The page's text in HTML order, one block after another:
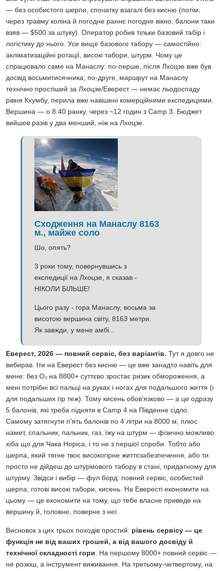
— без особистого шерпи, спочатку взагалі без кисню (потім,
через травму коліна й погодне раннє погодне вікно, балони таки
взяв — $500 за штуку). Оператор робив тільки базовий табір і
логістику до нього. Усе вище базового табору — самостійно:
акліматизаційні ротації, високі табори, штурм. Чому це
спрацювало саме на Манаслу: по-перше, після Лхоцзе вже був
досвід восьмитисячника; по-друге, маршрут на Манаслу
технічно простіший за Лхоцзе/Еверест — немає льодоспаду
рівня Кхумбу, перила вже навішені комерційними експедиціями.
Вершина — о 8:40 ранку, через ~12 годин з Camp 3. Бюджет
вийшов разів у два менший, ніж на Лхоцзе.
Сходження на Манаслу 8163
м., майже соло
Шо, опять?
3 роки тому, повернувшись з
експедиції на Лхоцзе, я сказав -
НІКОЛИ БІЛЬШЕ!
Цього разу - гора Манаслу, восьма за
висотою вершина світу, 8163 метри.
Як завжди, у мене амбі...
Еверест, 2026 — повний сервіс, без варіантів. Тут я довго не
вибирав. Іти на Еверест без кисню — це вже занадто навіть для
мене: без O₂ на 8800+ суттєво зростає ризик обмороження, а
мені потрібні всі пальці на руках і ногах для подальшого життя (і
для подальших гір теж). Тому кисень обов'язково — а це одразу
5 балонів, які треба підняти в Camp 4 на Південне сідло.
Самому затягнути п'ять балонів по 4 літри на 8000 м, плюс
намет, спальник, пальник, газ, їжу на штурм — фізично можливо
хіба що для Чака Норіса, і то не з першої спроби. Тобто або
шерпа, який тягне твоє високогірне життєзабезпечення, або ти
просто не дійдеш до штурмового табору в стані, придатному для
штурму. Звідси і вибір — фул борд: повний сервіс, особистий
шерпа, готові високі табори, кисень. На Евересті економити на
цьому — це економити на тому, що тебе власне приведе на
вершину й, головне, поверне з неї.
Висновок з цих трьох походів простий: рівень сервісу — це
функція не від ваших грошей, а від вашого досвіду й
технічної складності гори. На першому 8000+ повний сервіс —
не розкіш, а інструмент виживання. На третьому-четвертому, на